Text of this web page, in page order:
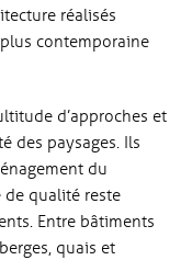
réalisés
contemporaine
d’approches et
des paysages. Ils
du
de qualité reste
Entre bâtiments
quais et